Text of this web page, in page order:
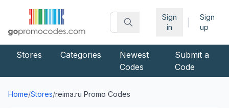
Sign
in
Sign
up
Stores Categories
Newest
Codes
Submit a
Code
Home/Stores/reima.ru Promo Codes